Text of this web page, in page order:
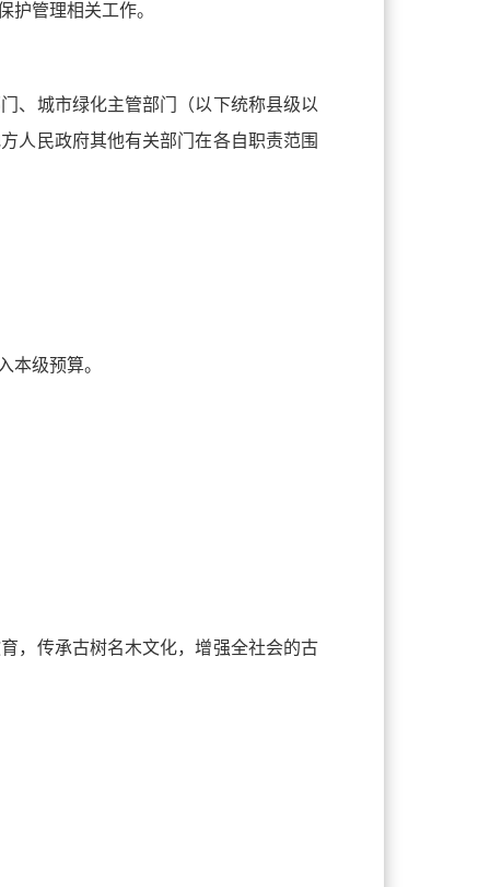
护管理相关工作。
、城市绿化主管部门（以下统称县级以
人民政府其他有关部门在各自职责范围
本级预算。
，传承古树名木文化，增强全社会的古